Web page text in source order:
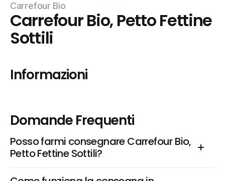
Carrefour Bio
Carrefour Bio, Petto Fettine
Sottili
Informazioni
Domande Frequenti
Posso farmi consegnare Carrefour Bio,
Petto Fettine Sottili?